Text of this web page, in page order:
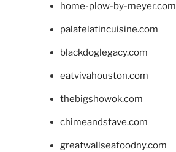
home-plow-by-meyer.com
palatelatincuisine.com
blackdoglegacy.com
eatvivahouston.com
thebigshowok.com
chimeandstave.com
greatwallseafoodny.com